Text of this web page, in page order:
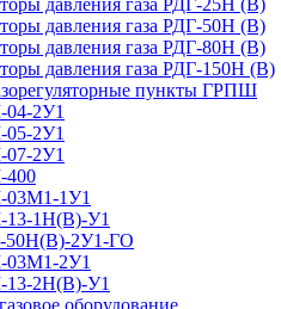
давления газа РДГ-25Н (В)
давления газа РДГ-50Н (В)
давления газа РДГ-80Н (В)
давления газа РДГ-150Н (В)
пункты ГРПШ
2У1
2У1
2У1
1У1
1Н(В)-У1
2У1-ГО
2У1
2Н(В)-У1
оборудование